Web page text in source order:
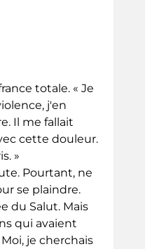
totale. « Je
j'en
Il me fallait
cette douleur.
»
Pourtant, ne
se plaindre.
du Salut. Mais
qui avaient
je cherchais